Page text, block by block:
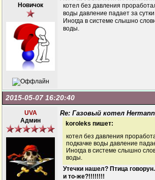
Новичок
котел без давления
воды давление падает за
Иногда в системе слышно
воды.
2015-05-07 16:20:40
UVA
Админ
Re: Газовый котел
koroleks пишет:
котел без давления
подкачке воды давление
Иногда в системе слышно
воды.
Утечки нашел? Птица
и то-же?!!!!!!!!